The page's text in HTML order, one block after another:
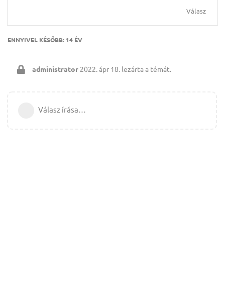
Válasz
ENNYIVEL KÉSŐBB: 14 ÉV
administrator 2022. ápr 18. lezárta a témát.
Válasz írása…